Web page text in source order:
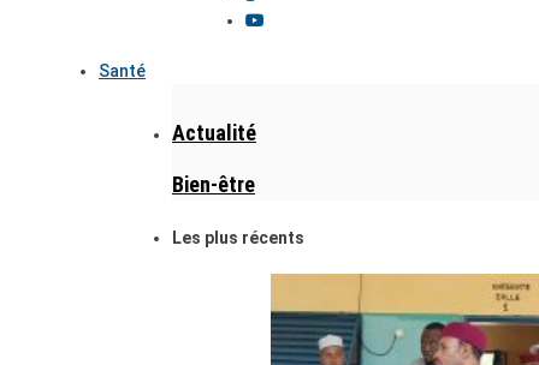
Santé
Actualité
Bien-être
Les plus récents